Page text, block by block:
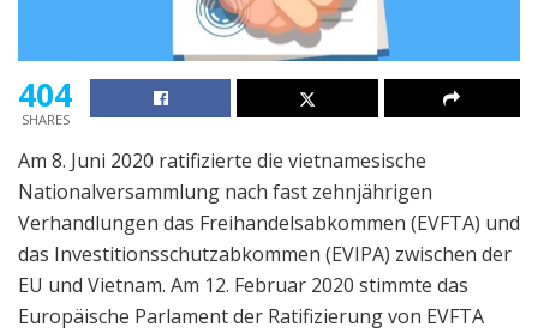
404
SHARES
Am 8. Juni 2020 ratifizierte die vietnamesische
Nationalversammlung nach fast zehnjährigen
Verhandlungen das Freihandelsabkommen (EVFTA) und
das Investitionsschutzabkommen (EVIPA) zwischen der
EU und Vietnam. Am 12. Februar 2020 stimmte das
Europäische Parlament der Ratifizierung von EVFTA